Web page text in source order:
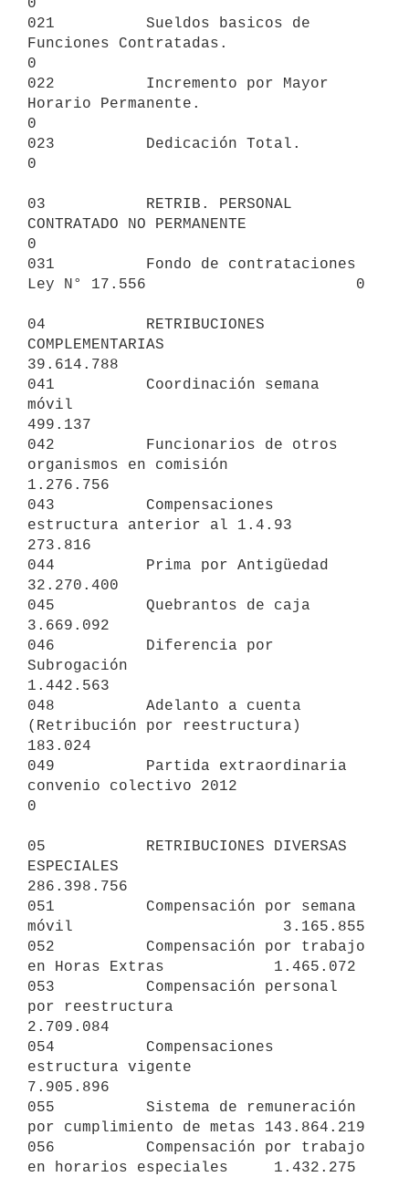
021          Sueldos basicos de
Funciones Contratadas.
0
022          Incremento por Mayor
Horario Permanente.
0
023          Dedicación Total.
0
03           RETRIB. PERSONAL
CONTRATADO NO PERMANENTE
0
031          Fondo de contrataciones
Ley N° 17.556                       0
04           RETRIBUCIONES
COMPLEMENTARIAS
39.614.788
041          Coordinación semana
móvil
499.137
042          Funcionarios de otros
organismos en comisión
1.276.756
043          Compensaciones
estructura anterior al 1.4.93
273.816
044          Prima por Antigüedad
32.270.400
045          Quebrantos de caja
3.669.092
046          Diferencia por
Subrogación
1.442.563
048          Adelanto a cuenta
(Retribución por reestructura)
183.024
049          Partida extraordinaria
convenio colectivo 2012
0
05           RETRIBUCIONES DIVERSAS
ESPECIALES
286.398.756
051          Compensación por semana
móvil                       3.165.855
052          Compensación por trabajo
en Horas Extras            1.465.072
053          Compensación personal
por reestructura
2.709.084
054          Compensaciones
estructura vigente
7.905.896
055          Sistema de remuneración
por cumplimiento de metas 143.864.219
056          Compensación por trabajo
en horarios especiales     1.432.275